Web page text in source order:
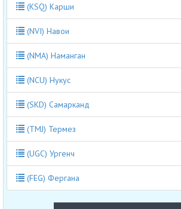
(KSQ) Карши
(NVI) Навои
(NMA) Наманган
(NCU) Нукус
(SKD) Самарканд
(TMJ) Термез
(UGC) Ургенч
(FEG) Фергана